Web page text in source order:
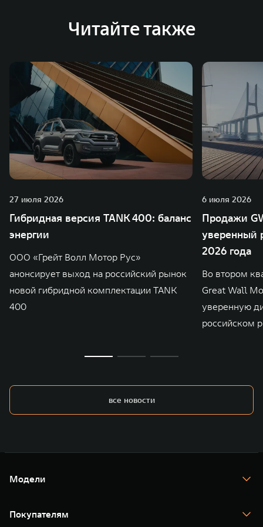
зарубежных – в России, Таиланде, Бразилии и Индии, а
Читайте также
27 июля 2026
Гибридная версия TANK 400: баланс
энергии
ООО «Грейт Волл Мотор Рус»
анонсирует выход на российский рынок
новой гибридной комплектации TANK
400
6 июля 2026
Продажи
уверенный
2026 года
Во втором
Great Wall
уверенную
российском
все новости
Модели
TANK 400
TANK 500
Покупателям